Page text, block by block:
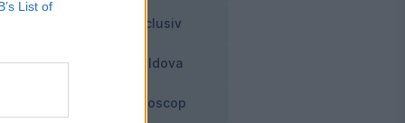
List of
Exclusiv
Moldova
Horoscop